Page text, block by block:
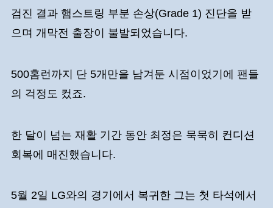
검진 결과 햄스트링 부분 손상(Grade 1) 진단을 받
으며 개막전 출장이 불발되었습니다.
500홈런까지 단 5개만을 남겨둔 시점이었기에 팬들
의 걱정도 컸죠.
한 달이 넘는 재활 기간 동안 최정은 묵묵히 컨디션
회복에 매진했습니다.
5월 2일 LG와의 경기에서 복귀한 그는 첫 타석에서